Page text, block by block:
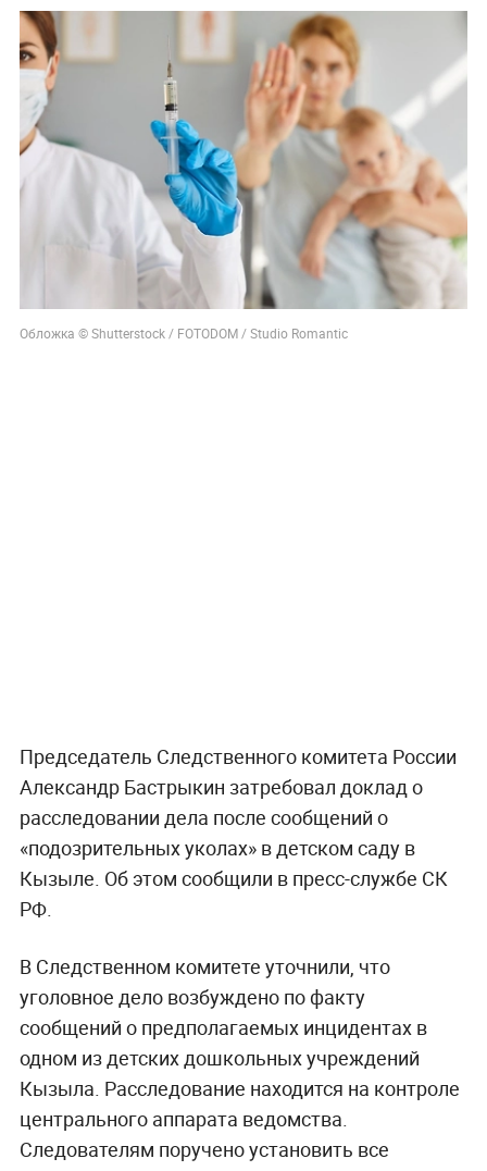
Обложка © Shutterstock / FOTODOM / Studio Romantic
Председатель Следственного комитета России
Александр Бастрыкин затребовал доклад о
расследовании дела после сообщений о
«подозрительных уколах» в детском саду в
Кызыле. Об этом сообщили в пресс-службе СК
РФ.
В Следственном комитете уточнили, что
уголовное дело возбуждено по факту
сообщений о предполагаемых инцидентах в
одном из детских дошкольных учреждений
Кызыла. Расследование находится на контроле
центрального аппарата ведомства.
Следователям поручено установить все